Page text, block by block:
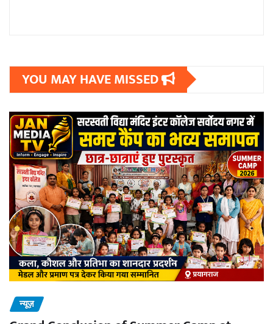
YOU MAY HAVE MISSED
न्यूज़